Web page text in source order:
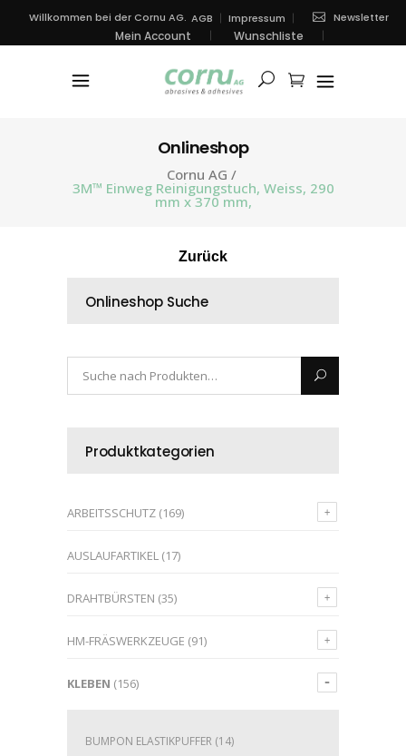
Willkommen bei der Cornu AG. AGB Impressum Newsletter
Mein Account Wunschliste
Onlineshop
Cornu AG /
3M™ Einweg Reinigungstuch, Weiss, 290
mm x 370 mm,
Zurück
Onlineshop Suche
Produktkategorien
ARBEITSSCHUTZ (169)
AUSLAUFARTIKEL (17)
DRAHTBÜRSTEN (35)
HM-FRÄSWERKZEUGE (91)
KLEBEN (156)
BUMPON ELASTIKPUFFER (14)